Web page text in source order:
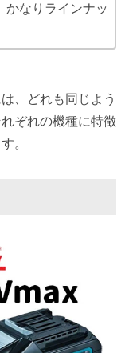
かなりラインナッ
、どれも同じよう
ぞれの機種に特徴
。